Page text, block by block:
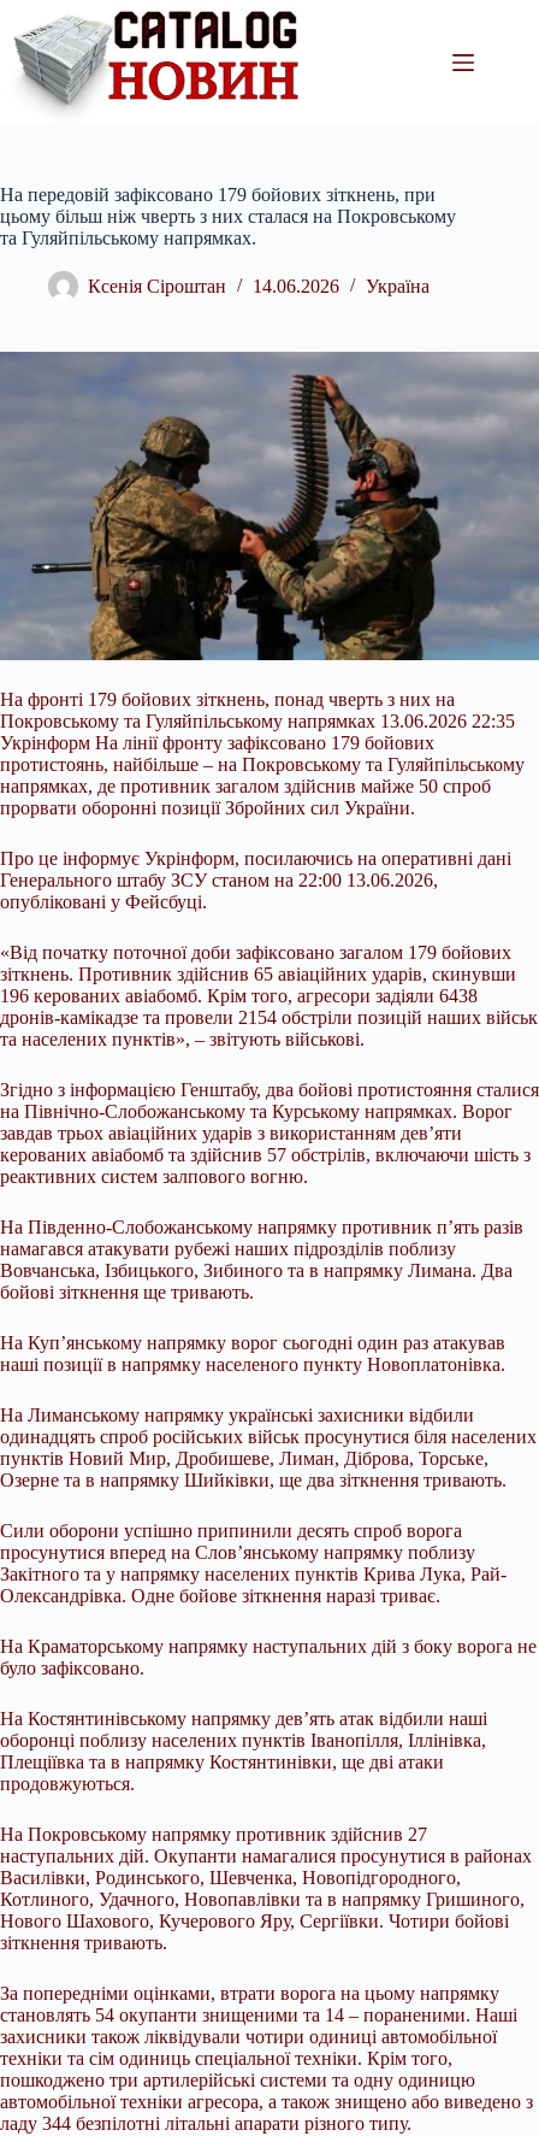
вмісту
На передовій зафіксовано 179 бойових зіткнень, при
цьому більш ніж чверть з них сталася на Покровському
та Гуляйпільському напрямках.
Ксенія Сіроштан 14.06.2026 Україна
На фронті 179 бойових зіткнень, понад чверть з них на
Покровському та Гуляйпільському напрямках 13.06.2026 22:35
Укрінформ На лінії фронту зафіксовано 179 бойових
протистоянь, найбільше – на Покровському та Гуляйпільському
напрямках, де противник загалом здійснив майже 50 спроб
прорвати оборонні позиції Збройних сил України.
Про це інформує Укрінформ, посилаючись на оперативні дані
Генерального штабу ЗСУ станом на 22:00 13.06.2026,
опубліковані у Фейсбуці.
«Від початку поточної доби зафіксовано загалом 179 бойових
зіткнень. Противник здійснив 65 авіаційних ударів, скинувши
196 керованих авіабомб. Крім того, агресори задіяли 6438
дронів-камікадзе та провели 2154 обстріли позицій наших військ
та населених пунктів», – звітують військові.
Згідно з інформацією Генштабу, два бойові протистояння сталися
на Північно-Слобожанському та Курському напрямках. Ворог
завдав трьох авіаційних ударів з використанням дев’яти
керованих авіабомб та здійснив 57 обстрілів, включаючи шість з
реактивних систем залпового вогню.
На Південно-Слобожанському напрямку противник п’ять разів
намагався атакувати рубежі наших підрозділів поблизу
Вовчанська, Ізбицького, Зибиного та в напрямку Лимана. Два
бойові зіткнення ще тривають.
На Куп’янському напрямку ворог сьогодні один раз атакував
наші позиції в напрямку населеного пункту Новоплатонівка.
На Лиманському напрямку українські захисники відбили
одинадцять спроб російських військ просунутися біля населених
пунктів Новий Мир, Дробишеве, Лиман, Діброва, Торське,
Озерне та в напрямку Шийківки, ще два зіткнення тривають.
Сили оборони успішно припинили десять спроб ворога
просунутися вперед на Слов’янському напрямку поблизу
Закітного та у напрямку населених пунктів Крива Лука, Рай-
Олександрівка. Одне бойове зіткнення наразі триває.
На Краматорському напрямку наступальних дій з боку ворога не
було зафіксовано.
На Костянтинівському напрямку дев’ять атак відбили наші
оборонці поблизу населених пунктів Іванопілля, Іллінівка,
Плещіївка та в напрямку Костянтинівки, ще дві атаки
продовжуються.
На Покровському напрямку противник здійснив 27
наступальних дій. Окупанти намагалися просунутися в районах
Василівки, Родинського, Шевченка, Новопідгородного,
Котлиного, Удачного, Новопавлівки та в напрямку Гришиного,
Нового Шахового, Кучерового Яру, Сергіївки. Чотири бойові
зіткнення тривають.
За попередніми оцінками, втрати ворога на цьому напрямку
становлять 54 окупанти знищеними та 14 – пораненими. Наші
захисники також ліквідували чотири одиниці автомобільної
техніки та сім одиниць спеціальної техніки. Крім того,
пошкоджено три артилерійські системи та одну одиницю
автомобільної техніки агресора, а також знищено або виведено з
ладу 344 безпілотні літальні апарати різного типу.